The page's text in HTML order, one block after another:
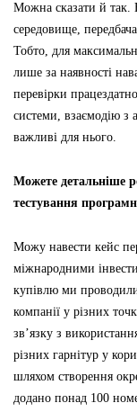
Можна сказати й так.
середовище,
Тобто, для
лише за наявності
перевірки
системи, взаємодію з
важливі для нього.
Можете детальніше
тестування
Можу навести кейс
міжнародними
купівлю ми проводили
компанії у різних
зв’язку з
різних гарнітур у
шляхом створення
додано понад 100